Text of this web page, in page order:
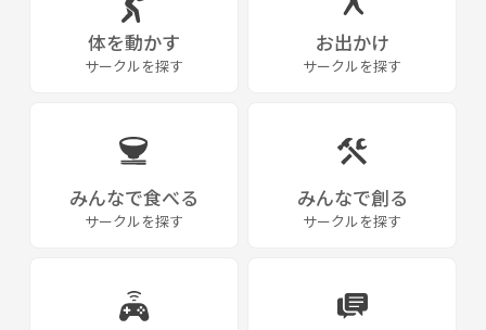
体を動かす
サークルを探す
お出かけ
サークルを探す
みんなで食べる
サークルを探す
みんなで創る
サークルを探す